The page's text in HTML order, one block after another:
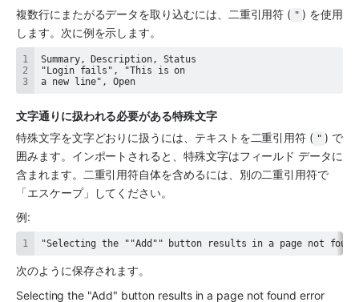
複数行にまたがるデータを取り込むには、二重引用符 ( " ) を使用
します。次に例を示します。
a new line", Open
文字通りに扱われる必要がある特殊文字
特殊文字を文字どおりに扱うには、テキストを二重引用符 ( " ) で
囲みます。インポートされると、特殊文字はフィールド データに
含まれます。二重引用符自体を含めるには、別の二重引用符で
「エスケープ」してください。
例:
"Selecting the ""Add"" button results in a page not
次のように保存されます。
Selecting the "Add" button results in a page not found error